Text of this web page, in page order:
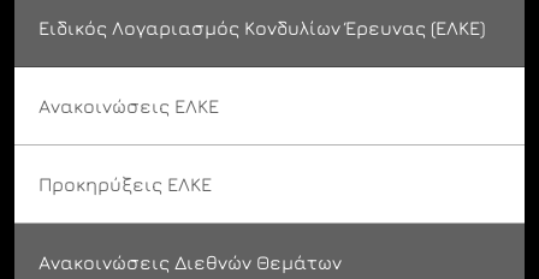
Ειδικός Λογαριασμός Κονδυλίων Έρευνας (ΕΛΚΕ)
Ανακοινώσεις ΕΛΚΕ
Προκηρύξεις ΕΛΚΕ
Ανακοινώσεις Διεθνών Θεμάτων